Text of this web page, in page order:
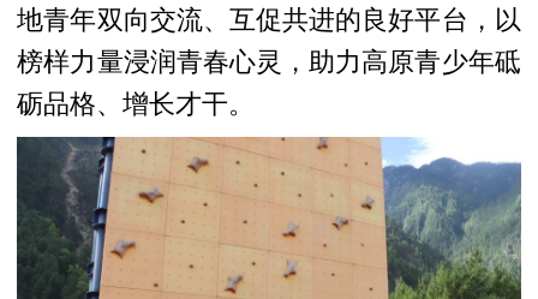
地青年双向交流、互促共进的良好平台，以
榜样力量浸润青春心灵，助力高原青少年砥
砺品格、增长才干。